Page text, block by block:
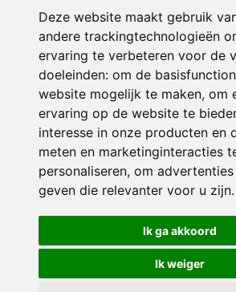
Deze website maakt gebruik
andere trackingtechnologieën
ervaring te verbeteren voor de
doeleinden: om de
website mogelijk te maken, om
ervaring op de website te
interesse in onze producten en
meten en marketinginteracties
personaliseren, om
geven die relevanter voor u zijn.
Ik ga akkoord
Ik weiger
© 2026 Avonturijn | Alle rechten
Privacy policy|Disclaimer| Klachtenregeling
voorkeuren
Crealisatie The MindOffice